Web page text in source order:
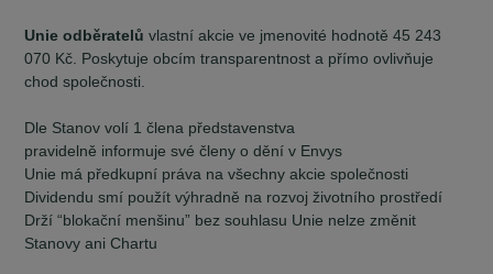
Unie odběratelůvlastní akcie ve jmenovité hodnotě 45 243
070 Kč. Poskytuje obcím transparentnost a přímo ovlivňuje
chod společnosti.
Dle Stanov volí 1 člena představenstva
pravidelně informuje své členy o dění v Envys
Unie má předkupní práva na všechny akcie společnosti
Dividendu smí použít výhradně na rozvoj životního prostředí
Drží “blokační menšinu” bez souhlasu Unie nelze změnit
Stanovy ani Chartu
Se starosty Vysočiny od vzniku komunitní
energetiky do současnosti
„Je naším zájmem, aby odběratelé v našich obcích měli také přístup ke
komunitní, levné elektřině.“ „To, čeho si na EnVysu velmi ceníme, je